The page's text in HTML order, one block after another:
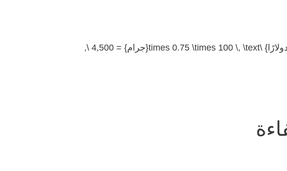
سعر 18K=60 دولارًا×0.75×100 جرام=4,500 دولارًا\text{سعر 18K} = 60 \, \text{دولارًا} \times 0.75 \times 100 \, \text{جرام} = 4,500 \,